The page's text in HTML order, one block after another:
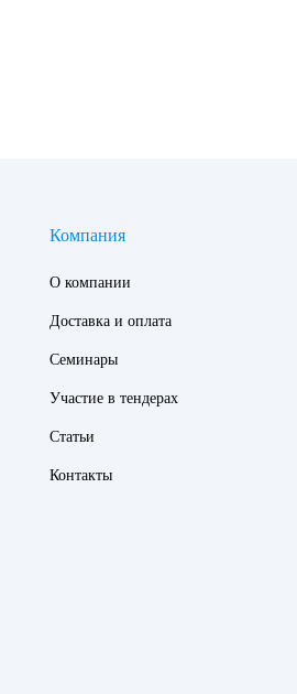
Компания
О компании
Доставка и оплата
Семинары
Участие в тендерах
Статьи
Контакты